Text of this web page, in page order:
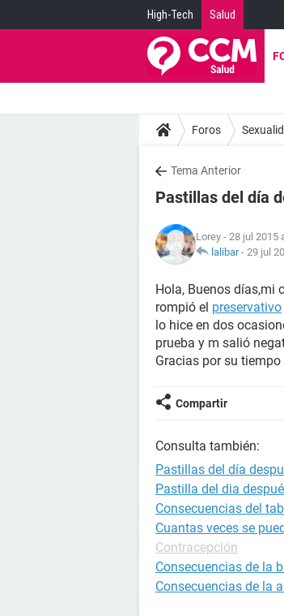
High-Tech Salud
Foros
Tema Anterior
Pastillas del día
Lorey - 28 jul 2015
lalibar- 29 jul
Hola, Buenos días,mi
rompió el preservativo
lo hice en dos
prueba y m salió
Gracias por su tiempo
Compartir
Consulta también:
Pastillas del día
Pastilla del dia
Consecuencias del
Cuantas veces se
Contracepción
Consecuencias de la
Consecuencias de la